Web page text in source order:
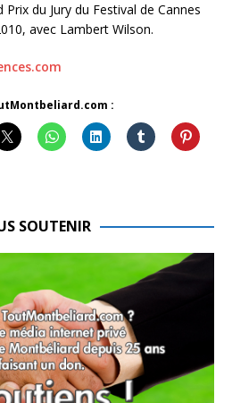
du Jury du Festival de Cannes
avec Lambert Wilson.
:
SOUTENIR